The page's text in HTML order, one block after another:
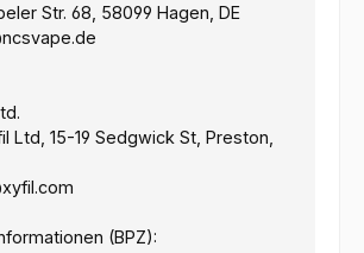
Str. 68, 58099 Hagen, DE
Ltd, 15-19 Sedgwick St, Preston,
(BPZ):